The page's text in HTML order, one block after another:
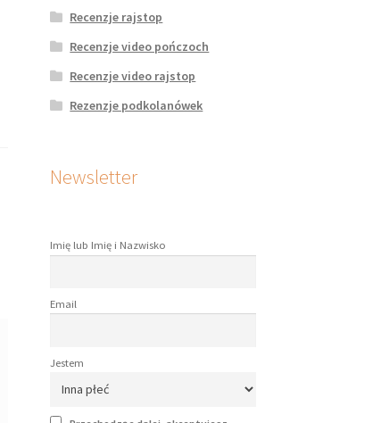
Recenzje rajstop
Recenzje video pończoch
Recenzje video rajstop
Rezenzje podkolanówek
Newsletter
Imię lub Imię i Nazwisko
Email
Jestem